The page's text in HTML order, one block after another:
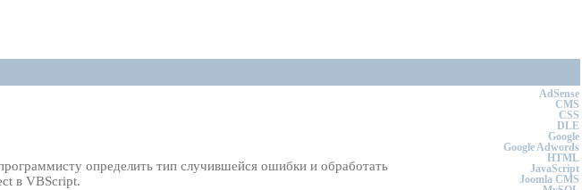
определить тип случившейся ошибки и обработать
в VBScript.
AdSense
CMS
CSS
DLE
Google
Google Adwords
HTML
JavaScript
Joomla CMS